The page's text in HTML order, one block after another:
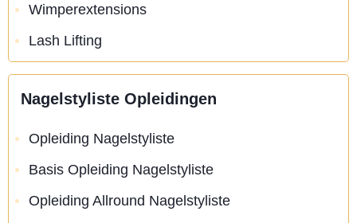
Wimperextensions
Lash Lifting
Nagelstyliste Opleidingen
Opleiding Nagelstyliste
Basis Opleiding Nagelstyliste
Opleiding Allround Nagelstyliste